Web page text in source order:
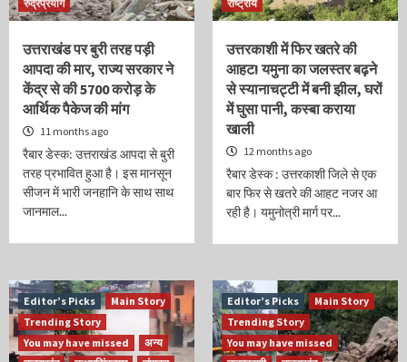
रुद्रप्रयाग
उत्तराखंड पर बुरी तरह पड़ी
आपदा की मार, राज्य सरकार ने
केंद्र से की 5700 करोड़ के
आर्थिक पैकेज की मांग
11 months ago
रैबार डेस्क: उत्तराखंड आपदा से बुरी
तरह प्रभावित हुआ है। इस मानसून
सीजन में भारी जनहानि के साथ साथ
जानमाल...
राष्ट्रीय
उत्तरकाशी में फिर खतरे की
आहट! यमुना का जलस्तर बढ़ने
से स्यानाचट्टी में बनी झील, घरों
में घुसा पानी, कस्बा कराया
खाली
12 months ago
रैबार डेस्क : उत्तरकाशी जिले से एक
बार फिर से खतरे की आहट नजर आ
रही है। यमुनोत्री मार्ग पर...
Editor’s Picks
Main Story
Trending Story
You may have missed
अन्य
Editor’s Picks
Main Story
Trending Story
You may have missed